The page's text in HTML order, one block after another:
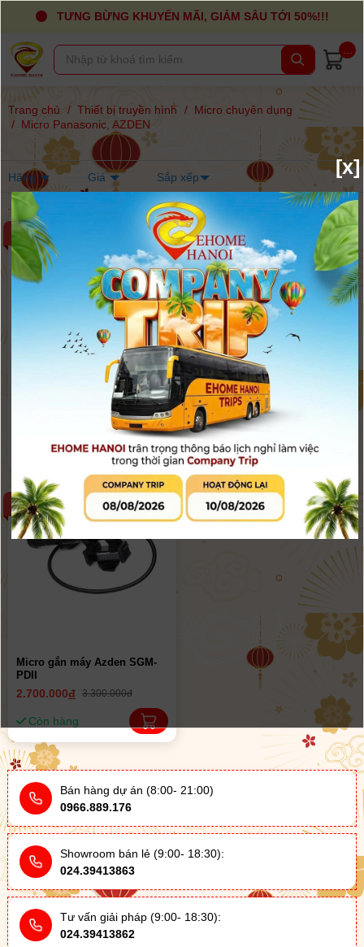
TƯNG BỪNG KHUYẾN MÃI, GIẢM SÂU TỚI 50%!!!
Trang chủ / Thiết bị truyền hình / Micro chuyên dụng
/ Micro Panasonic, AZDEN
Hãng Giá Sắp xếp
-5%
Micro Stereo Azden SMX-30
6.200.000đ
Còn hàng
-24%
Micro không dây Azden WLX-
3.700.000đ 4.900.000đ
Còn hàng
-18%
Micro gắn máy Azden SGM-
PDII
2.700.000đ 3.300.000đ
Còn hàng
Bán hàng dự án (8:00- 21:00)
0966.889.176
Showroom bán lẻ (9:00- 18:30):
024.39413863
Tư vấn giải pháp (9:00- 18:30):
024.39413862
[x]